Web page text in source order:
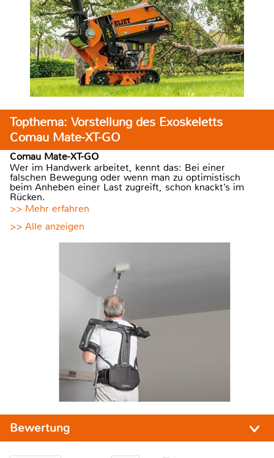
Topthema: Vorstellung des Exoskeletts
Comau Mate-XT-GO
Comau Mate-XT-GO
Wer im Handwerk arbeitet, kennt das: Bei einer
falschen Bewegung oder wenn man zu optimistisch
beim Anheben einer Last zugreift, schon knackt’s im
Rücken.
>> Mehr erfahren
>> Alle anzeigen
Bewertung